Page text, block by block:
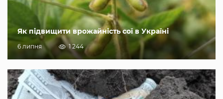
Як підвищити врожайність сої в Україні
6 липня 1 244